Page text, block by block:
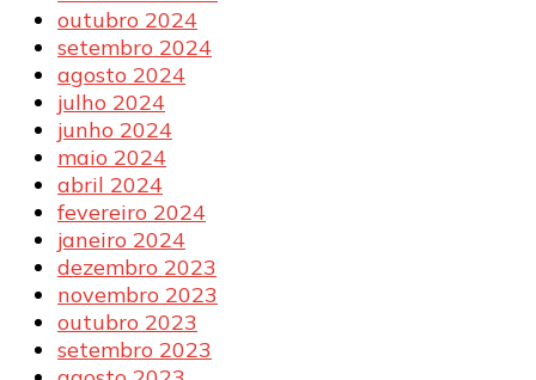
outubro 2024
setembro 2024
agosto 2024
julho 2024
junho 2024
maio 2024
abril 2024
fevereiro 2024
janeiro 2024
dezembro 2023
novembro 2023
outubro 2023
setembro 2023